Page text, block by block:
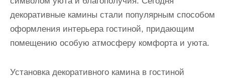
декоративные камины стали популярным способом
оформления интерьера гостиной, придающим
помещению особую атмосферу комфорта и уюта.
Установка декоративного камина в гостиной